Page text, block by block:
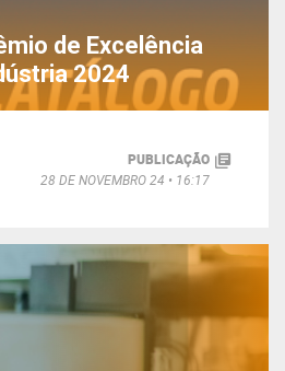
de Excelência
2024
PUBLICAÇÃO
28 DE NOVEMBRO 24
16:17